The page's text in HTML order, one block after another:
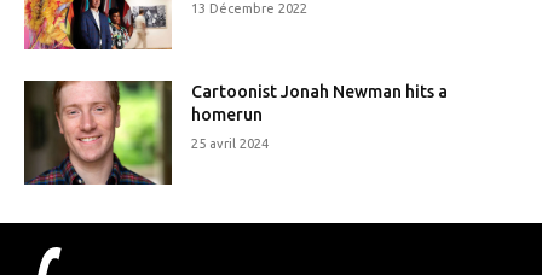
13 Décembre 2022
Cartoonist Jonah Newman hits a
homerun
25 avril 2024